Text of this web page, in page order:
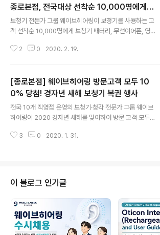
종로본점, 전국대상 선착순 10,000명에게 <
보청기 쿠폰북> 쏜다!
보청기 전문가 그룹 웨이브히어링이 보청기를 사용하는 고
객 선착순 10,000명에게 보청기 배터리, 무선이어폰, 영
북을 제공하는 이벤트를 진행한다고 밝혔다. 이번 이벤트
공동 제휴로 진행되며, 쿠폰북은 2020년부터 2021년까
지 매월 활용 가능한 쿠폰들로 구성되어 있다. 스마일시니
어는 노인재가사업분야의 방문요양브랜드로 국내 50개의
지사를 두고 있으며, 유니복스 코리아의 경우 인천국제공
항 등 다중이 이용하는 시설에 청각장애인의 원활한 소통
을 지원하는 청각보조기기 브랜드이다. 보청기 쿠폰북은
2 0 2020. 2. 19.
[종로본점] 웨이브히어링 방문고객 모두 10
0% 당첨! 경자년 새해 보청기 복권 행사
전국 10개 직영점 운영의 보청기·청각 전문가 그룹 웨이브
히어링이 2020 경자년 새해를 맞이하여 방문 고객 모두에
추석, 뜨거운 관심 속에 조기 종료되었던 웨이브히어링의
복권 행사 이번 이벤트는 웨이브히어링을 방문하는 고객
대상으로 진행되며 이벤트에 참여하는 모든 고객에게 현장
에서 상품을 바로 지급하는 ‘꽝 없는 스크레치 복권 이벤
트’이다. 상품으로 6등 보청기 배터리 1판(4알)부터 1등 보
청기 VIP 상품권(30만원)까지 다양하게 준비하여 이벤트
시작부터 고객 문의전화가 쇄..
3 0 2020. 1. 31.
이 블로그 인기글